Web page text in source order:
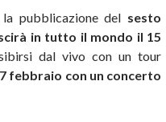
la pubblicazione del sesto
in tutto il mondo il 15
dal vivo con un tour
febbraio con un concerto